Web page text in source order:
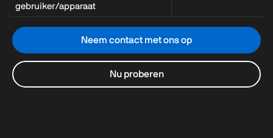
gebruiker/apparaat
Neem contact met ons op
Nu proberen